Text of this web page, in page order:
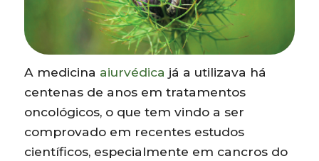
A medicina aiurvédica já a utilizava há
centenas de anos em tratamentos
oncológicos, o que tem vindo a ser
comprovado em recentes estudos
científicos, especialmente em cancros do